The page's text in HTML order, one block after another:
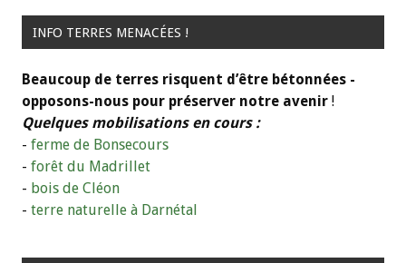
INFO TERRES MENACÉES !
Beaucoup de terres risquent d’être bétonnées -
opposons-nous pour préserver notre avenir !
Quelques mobilisations en cours :
- ferme de Bonsecours
- forêt du Madrillet
- bois de Cléon
- terre naturelle à Darnétal